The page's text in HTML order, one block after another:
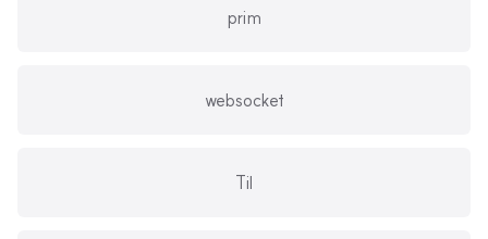
prim
websocket
Til